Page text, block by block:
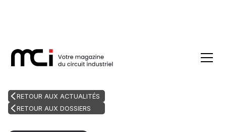
RETOUR AUX ACTUALITÉS
RETOUR AUX DOSSIERS